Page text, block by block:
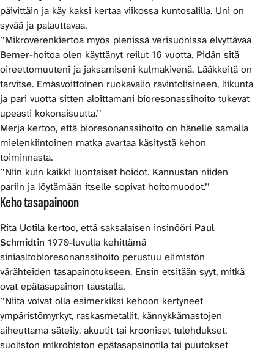
päivittäin ja käy kaksi kertaa viikossa kuntosalilla. Uni on
syvää ja palauttavaa.
’’Mikroverenkiertoa myös pienissä verisuonissa elvyttävää
Bemer-hoitoa olen käyttänyt reilut 16 vuotta. Pidän sitä
oireettomuuteni ja jaksamiseni kulmakivenä. Lääkkeitä on
tarvitse. Emäsvoittoinen ruokavalio ravintolisineen, liikunta
ja pari vuotta sitten aloittamani bioresonassihoito tukevat
upeasti kokonaisuutta.’’
Merja kertoo, että bioresonanssihoito on hänelle samalla
mielenkiintoinen matka avartaa käsitystä kehon
toiminnasta.
’’Niin kuin kaikki luontaiset hoidot. Kannustan niiden
pariin ja löytämään itselle sopivat hoitomuodot.’’
Keho tasapainoon
Rita Uotila kertoo, että saksalaisen insinööri Paul
Schmidtin 1970-luvulla kehittämä
siniaaltobioresonanssihoito perustuu elimistön
värähteiden tasapainotukseen. Ensin etsitään syyt, mitkä
ovat epätasapainon taustalla.
’’Niitä voivat olla esimerkiksi kehoon kertyneet
ympäristömyrkyt, raskasmetallit, kännykkämastojen
aiheuttama säteily, akuutit tai krooniset tulehdukset,
suoliston mikrobiston epätasapainotila tai puutokset